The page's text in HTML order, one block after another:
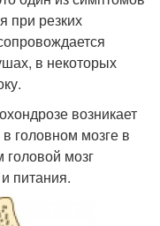
при резких
в некоторых
возникает
головном мозге в
головой мозг
питания.